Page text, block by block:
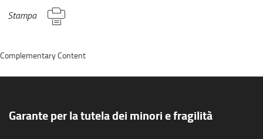
Stampa
Garante per la tutela dei minori e fragilità
Complementary Content